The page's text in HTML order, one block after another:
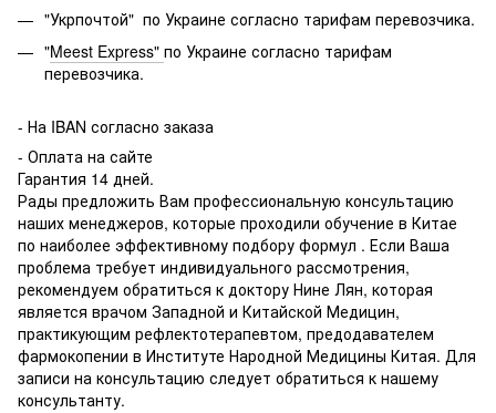
"Укрпочтой" по Украине согласно тарифам перевозчика.
"Meest Express" по Украине согласно тарифам
перевозчика.
- На IBAN согласно заказа
- Оплата на сайте
Гарантия 14 дней.
Рады предложить Вам профессиональную консультацию
наших менеджеров, которые проходили обучение в Китае
по наиболее эффективному подбору формул . Если Ваша
проблема требует индивидуального рассмотрения,
рекомендуем обратиться к доктору Нине Лян, которая
является врачом Западной и Китайской Медицин,
практикующим рефлектотерапевтом, предодавателем
фармокопении в Институте Народной Медицины Китая. Для
записи на консультацию следует обратиться к нашему
консультанту.